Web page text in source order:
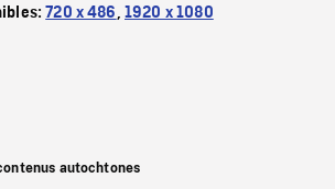
720 x 486, 1920 x 1080
autochtones